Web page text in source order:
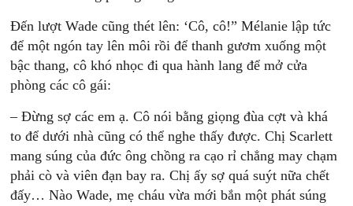
Ðến lượt Wade cũng thét lên: ‘Cô, cô!” Mélanie lập tức
để một ngón tay lên môi rồi để thanh gươm xuống một
bậc thang, cô khó nhọc đi qua hành lang để mở cửa
phòng các cô gái:
– Ðừng sợ các em ạ. Cô nói bằng giọng đùa cợt và khá
to để dưới nhà cũng có thể nghe thấy được. Chị Scarlett
mang súng của đức ông chồng ra cạo rỉ chẳng may chạm
phải cò và viên đạn bay ra. Chị ấy sợ quá suýt nữa chết
đấy… Nào Wade, mẹ cháu vừa mới bắn một phát súng